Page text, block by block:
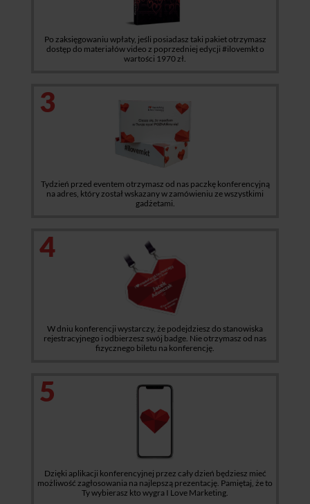
Po zaksięgowaniu wpłaty, jeśli posiadasz taki pakiet otrzymasz
dostęp do materiałów video z poprzedniej edycji #ilovemkt o
wartości 1970 zł.
3
Tydzień przed eventem otrzymasz od nas paczkę konferencyjną
na adres, który został wskazany w zamówieniu ze wszystkimi
gadżetami.
4
W dniu konferencji wystarczy, że podejdziesz do stanowiska
rejestracyjnego i odbierzesz swój badge. Nie otrzymasz od nas
fizycznego biletu na konferencję.
5
Dzięki aplikacji konferencyjnej przez cały dzień będziesz mieć
możliwość zagłosowania na najlepszą prezentację. Pamiętaj, że to
Ty wybierasz kto wygra I Love Marketing.